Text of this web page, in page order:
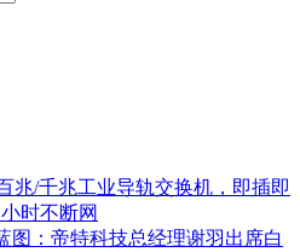
兆/千兆工业导轨交换机，即插即
时不断网
图：帝特科技总经理谢羽出席白